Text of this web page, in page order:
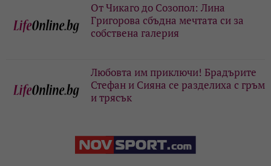
От Чикаго до Созопол: Лина
Григорова сбъдна мечтата си за
собствена галерия
Любовта им приключи! Брадърите
Стефан и Сияна се разделиха с гръм
и трясък